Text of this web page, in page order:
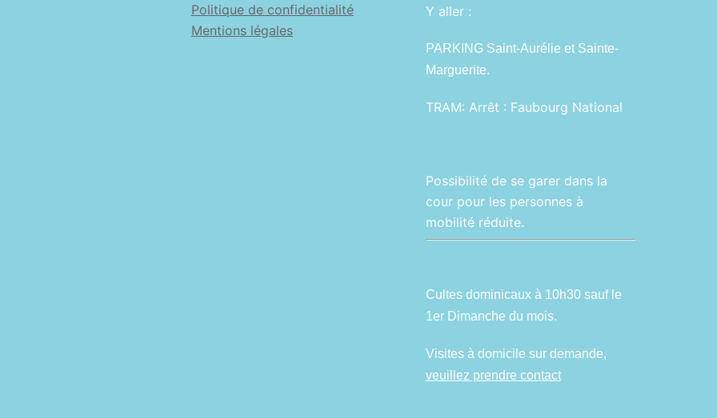
Politique de confidentialité
Mentions légales
Y aller :
PARKING Saint-Aurélie et Sainte-
Marguerite.
TRAM: Arrêt : Faubourg National
Possibilité de se garer dans la
cour pour les personnes à
mobilité réduite.
Cultes dominicaux à 10h30 sauf le
1er Dimanche du mois.
Visites à domicile sur demande,
veuillez prendre contact